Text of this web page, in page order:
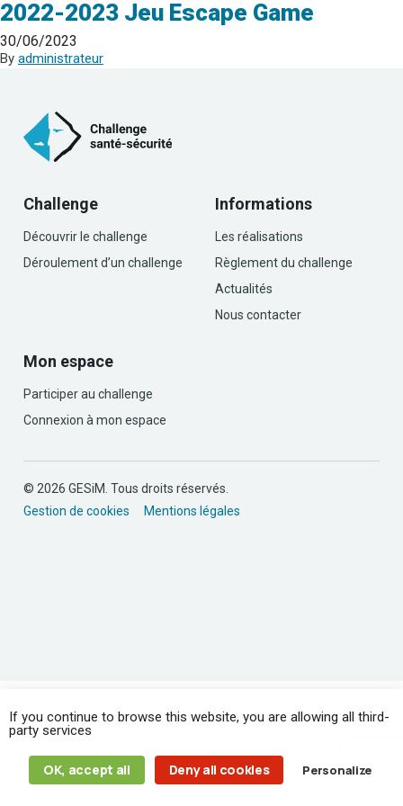
2022-2023 Jeu Escape Game
30/06/2023
By administrateur
Challenge
Découvrir le challenge
Déroulement d’un challenge
Informations
Les réalisations
Règlement du challenge
Actualités
Nous contacter
Mon espace
Participer au challenge
Connexion à mon espace
© 2026 GESiM. Tous droits réservés.
Gestion de cookies
Mentions légales
If you continue to browse this website, you are allowing all third-
party services
OK, accept all Deny all cookies Personalize